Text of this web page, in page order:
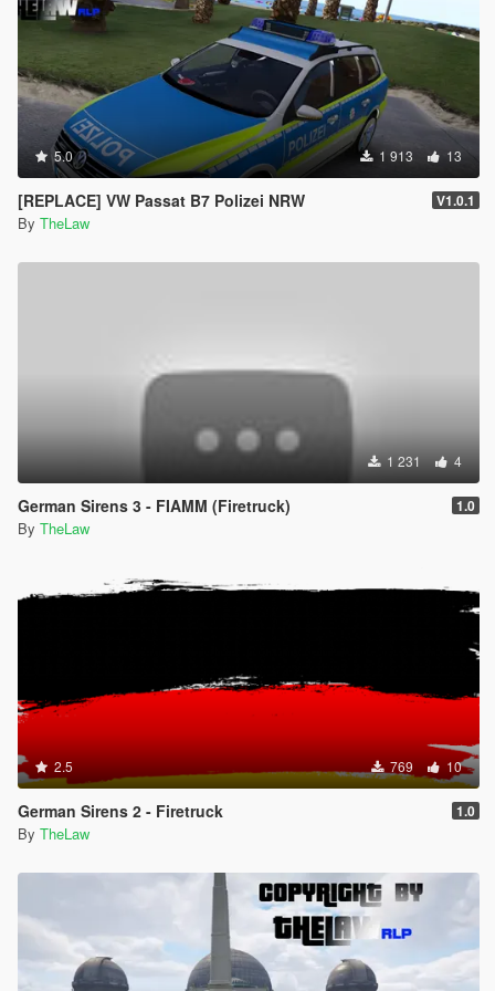
5.0 1 913 13
[REPLACE] VW Passat B7 Polizei NRW V1.0.1
By TheLaw
1 231 4
German Sirens 3 - FIAMM (Firetruck) 1.0
By TheLaw
2.5 769 10
German Sirens 2 - Firetruck 1.0
By TheLaw